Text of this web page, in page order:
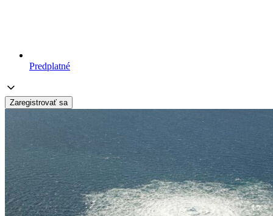
Predplatné
Zaregistrovať sa